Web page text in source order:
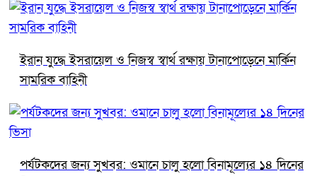
ইরান যুদ্ধে ইসরায়েল ও নিজস্ব স্বার্থ রক্ষায় টানাপোড়েনে মার্কিন
সামরিক বাহিনী
পর্যটকদের জন্য সুখবর: ওমানে চালু হলো বিনামূল্যের ১৪ দিনের